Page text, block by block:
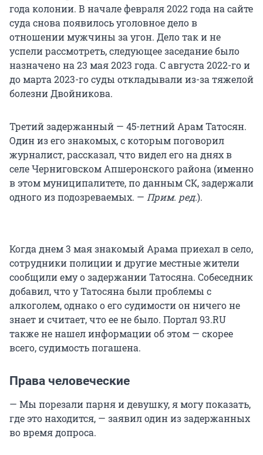
года колонии. В начале февраля 2022 года на сайте
суда снова появилось уголовное дело в
отношении мужчины за угон. Дело так и не
успели рассмотреть, следующее заседание было
назначено на 23 мая 2023 года. С августа 2022-го и
до марта 2023-го суды откладывали из-за тяжелой
болезни Двойникова.
Третий задержанный — 45-летний Арам Татосян.
Один из его знакомых, с которым поговорил
журналист, рассказал, что видел его на днях в
селе Черниговском Апшеронского района (именно
в этом муниципалитете, по данным СК, задержали
одного из подозреваемых. — Прим. ред.).
Когда днем 3 мая знакомый Арама приехал в село,
сотрудники полиции и другие местные жители
сообщили ему о задержании Татосяна. Собеседник
добавил, что у Татосяна были проблемы с
алкоголем, однако о его судимости он ничего не
знает и считает, что ее не было. Портал 93.RU
также не нашел информации об этом — скорее
всего, судимость погашена.
Права человеческие
— Мы порезали парня и девушку, я могу показать,
где это находится, — заявил один из задержанных
во время допроса.